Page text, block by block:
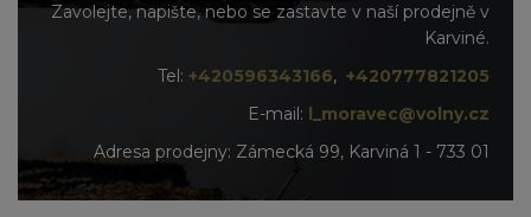
Zavolejte, napište, nebo se zastavte v naší prodejně v
Karviné.
Tel: +420596343166, +420777821205
E-mail: l_moravec@volny.cz
Adresa prodejny: Zámecká 99, Karviná 1 - 733 01